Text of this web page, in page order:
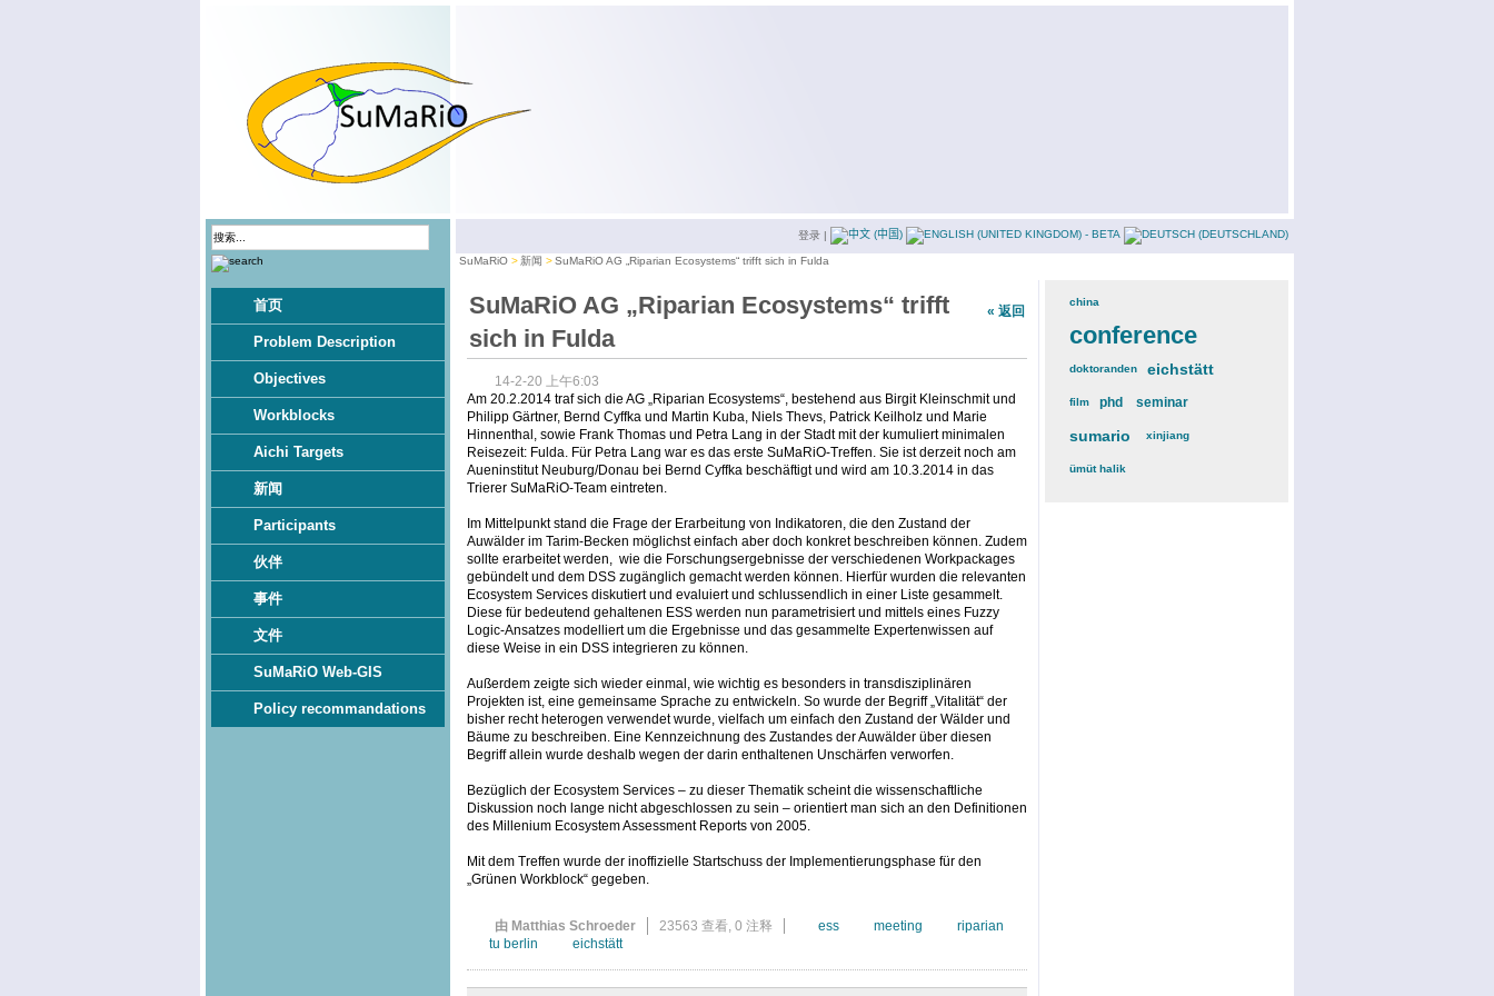
首页
Problem Description
Objectives
Workblocks
Aichi Targets
新闻
Participants
伙伴
事件
文件
SuMaRiO Web-GIS
Policy recommandations
登录 |
SuMaRiO 新闻 SuMaRiO AG „Riparian Ecosystems“ trifft sich in Fulda
« 返回
SuMaRiO AG „Riparian Ecosystems“ trifft
sich in Fulda
14-2-20 上午6:03
Am 20.2.2014 traf sich die AG „Riparian Ecosystems“, bestehend aus Birgit Kleinschmit und
Philipp Gärtner, Bernd Cyffka und Martin Kuba, Niels Thevs, Patrick Keilholz und Marie
Hinnenthal, sowie Frank Thomas und Petra Lang in der Stadt mit der kumuliert minimalen
Reisezeit: Fulda. Für Petra Lang war es das erste SuMaRiO-Treffen. Sie ist derzeit noch am
Aueninstitut Neuburg/Donau bei Bernd Cyffka beschäftigt und wird am 10.3.2014 in das
Trierer SuMaRiO-Team eintreten.
Im Mittelpunkt stand die Frage der Erarbeitung von Indikatoren, die den Zustand der
Auwälder im Tarim-Becken möglichst einfach aber doch konkret beschreiben können. Zudem
sollte erarbeitet werden, wie die Forschungsergebnisse der verschiedenen Workpackages
gebündelt und dem DSS zugänglich gemacht werden können. Hierfür wurden die relevanten
Ecosystem Services diskutiert und evaluiert und schlussendlich in einer Liste gesammelt.
Diese für bedeutend gehaltenen ESS werden nun parametrisiert und mittels eines Fuzzy
Logic-Ansatzes modelliert um die Ergebnisse und das gesammelte Expertenwissen auf
diese Weise in ein DSS integrieren zu können.
Außerdem zeigte sich wieder einmal, wie wichtig es besonders in transdisziplinären
Projekten ist, eine gemeinsame Sprache zu entwickeln. So wurde der Begriff „Vitalität“ der
bisher recht heterogen verwendet wurde, vielfach um einfach den Zustand der Wälder und
Bäume zu beschreiben. Eine Kennzeichnung des Zustandes der Auwälder über diesen
Begriff allein wurde deshalb wegen der darin enthaltenen Unschärfen verworfen.
Bezüglich der Ecosystem Services – zu dieser Thematik scheint die wissenschaftliche
Diskussion noch lange nicht abgeschlossen zu sein – orientiert man sich an den Definitionen
des Millenium Ecosystem Assessment Reports von 2005.
Mit dem Treffen wurde der inoffizielle Startschuss der Implementierungsphase für den
„Grünen Workblock“ gegeben.
由 Matthias Schroeder 23563 查看, 0 注释 ess meeting
riparian
tu berlin
eichstätt
china(3)
conference(12)
doktoranden(3)eichstätt
film(2)phd (4)seminar
sumario (6)xinjiang(2)
ümüt halik(2)